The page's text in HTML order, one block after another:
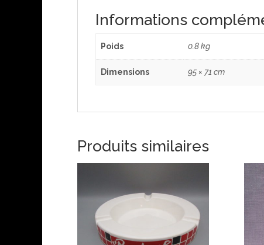
Informations
Poids 0.8 kg
Dimensions 95 × 71 cm
Produits similaires